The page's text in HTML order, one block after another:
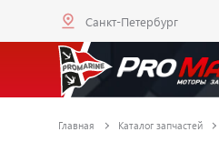
Санкт-Петербург
Главная Каталог запчастей